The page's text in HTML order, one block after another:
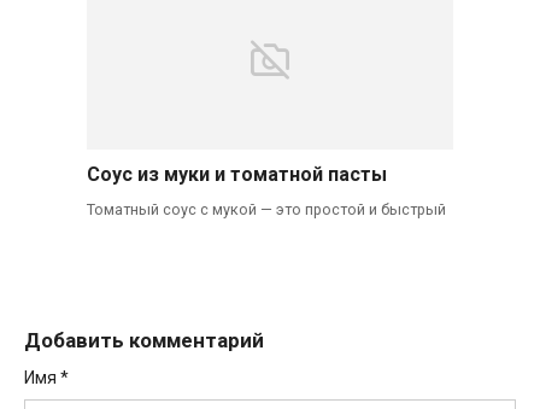
Соус из муки и томатной пасты
Томатный соус с мукой — это простой и быстрый
Добавить комментарий
Имя *